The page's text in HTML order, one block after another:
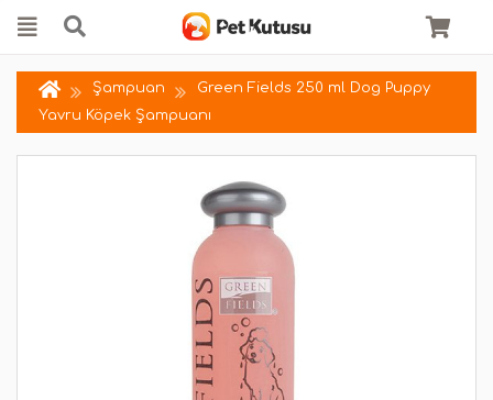
Şampuan
Green Fields 250 ml Dog Puppy
Yavru Köpek Şampuanı